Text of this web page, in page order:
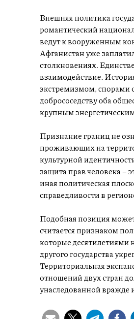
Внешняя политика
романтический
ведут к вооруженным
Афганистан уже
столкновениях.
взаимодействие.
экстремизмом, спорами
добрососедству оба
крупным
Признание границ не
проживающих на
культурной
защита прав человека –
иная политическая
справедливости в
Подобная позиция
считается признаком
которые десятилетиями
другого государства
Территориальная
отношений двух стран
унаследованной вражде